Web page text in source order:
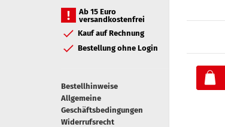
Ab 15 Euro
versandkostenfrei
Kauf auf Rechnung
Bestellung ohne Login
Bestellhinweise
Allgemeine
Geschäftsbedingungen
Widerrufsrecht